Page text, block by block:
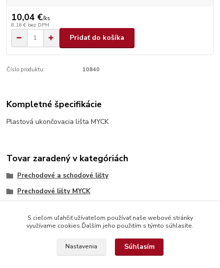
10,04 €/ks
8,16 € bez DPH
Pridať do košíka
Číslo produktu: 10840
Kompletné špecifikácie
Plastová ukončovacia lišta MYCK
Tovar zaradený v kategóriách
Prechodové a schodové lišty
Prechodové lišty MYCK
S cieľom uľahčiť užívateľom používať naše webové stránky
využívame cookies.Ďalším jeho použitím s týmto súhlasíte.
Nastavenia Súhlasím